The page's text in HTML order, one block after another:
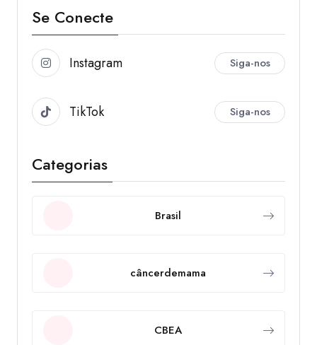
Se Conecte
Instagram Siga-nos
TikTok Siga-nos
Categorias
Brasil
câncerdemama
CBEA